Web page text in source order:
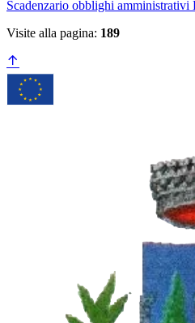
Scadenzario obblighi
Visite alla pagina: 189